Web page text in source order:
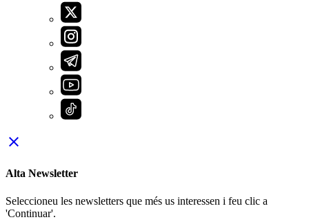
close
Alta Newsletter
Seleccioneu les newsletters que més us interessen i feu clic a
'Continuar'.